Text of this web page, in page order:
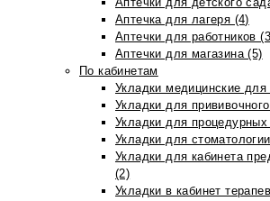
Аптечка для лагеря (4)
Аптечки для работников
Аптечки для магазина (5)
По кабинетам
Укладки медицинские
Укладки для
Укладки для процедурных
Укладки для
Укладки для кабинета
(2)
Укладки в кабинет